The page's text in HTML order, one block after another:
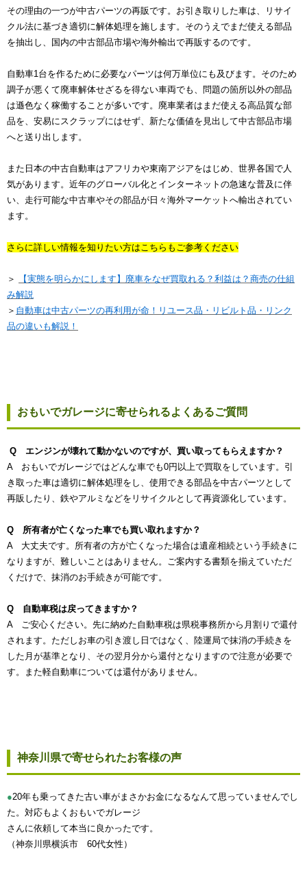
その理由の一つが中古パーツの再販です。お引き取りした車は、リサイ
クル法に基づき適切に解体処理を施します。そのうえでまだ使える部品
を抽出し、国内の中古部品市場や海外輸出で再販するのです。
自動車1台を作るために必要なパーツは何万単位にも及びます。そのため
調子が悪くて廃車解体せざるを得ない車両でも、問題の箇所以外の部品
は遜色なく稼働することが多いです。廃車業者はまだ使える高品質な部
品を、安易にスクラップにはせず、新たな価値を見出して中古部品市場
へと送り出します。
また日本の中古自動車はアフリカや東南アジアをはじめ、世界各国で人
気があります。近年のグローバル化とインターネットの急速な普及に伴
い、走行可能な中古車やその部品が日々海外マーケットへ輸出されてい
ます。
さらに詳しい情報を知りたい方はこちらもご参考ください
＞
【実態を明らかにします】廃車をなぜ買取れる？利益は？商売の仕組
み解説
＞ 自動車は中古パーツの再利用が命！リユース品・リビルト品・リンク
品の違いも解説！
おもいでガレージに寄せられるよくあるご質問
Q エンジンが壊れて動かないのですが、買い取ってもらえますか？
A おもいでガレージではどんな車でも0円以上で買取をしています。引
き取った車は適切に解体処理をし、使用できる部品を中古パーツとして
再販したり、鉄やアルミなどをリサイクルとして再資源化しています。
Q 所有者が亡くなった車でも買い取れますか？
A 大丈夫です。所有者の方が亡くなった場合は遺産相続という手続きに
なりますが、難しいことはありません。ご案内する書類を揃えていただ
くだけで、抹消のお手続きが可能です。
Q 自動車税は戻ってきますか？
A ご安心ください。先に納めた自動車税は県税事務所から月割りで還付
されます。ただしお車の引き渡し日ではなく、陸運局で抹消の手続きを
した月が基準となり、その翌月分から還付となりますので注意が必要で
す。また軽自動車については還付がありません。
神奈川県で寄せられたお客様の声
●20年も乗ってきた古い車がまさかお金になるなんて思っていませんでし
た。対応もよくおもいでガレージ
さんに依頼して本当に良かったです。
（神奈川県横浜市 60代女性）